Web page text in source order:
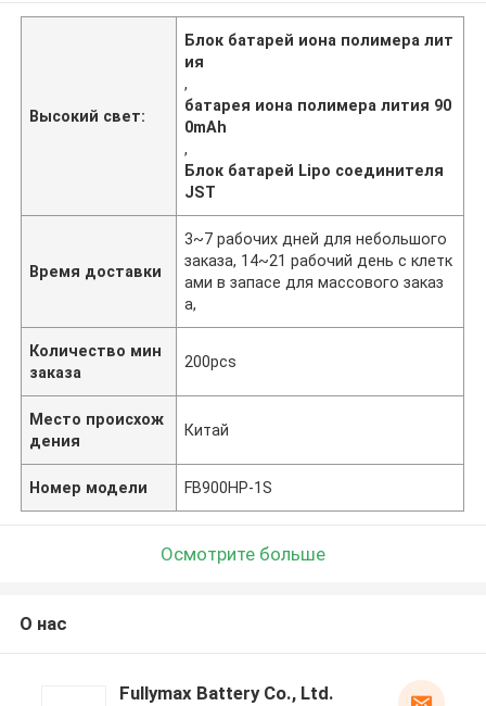
Высокий свет:
Блок батарей иона полимера лит
ия
,
батарея иона полимера лития 90
0mAh
,
Блок батарей Lipo соединителя
JST
Время доставки
3~7 рабочих дней для небольшого
заказа, 14~21 рабочий день с клетк
ами в запасе для массового заказ
а,
Количество мин
заказа
200pcs
Место происхож
дения
Китай
Номер модели FB900HP-1S
Осмотрите больше
О нас
Fullymax Battery Co., Ltd.